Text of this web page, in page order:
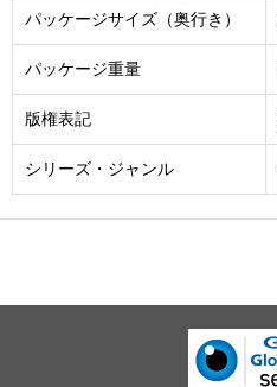
パッケージサイズ（奥行き）
パッケージ重量
版権表記
シリーズ・ジャンル